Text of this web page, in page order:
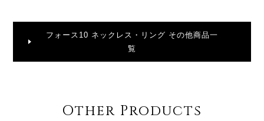
フォース10 ネックレス・リング その他商品一
覧
Other Products